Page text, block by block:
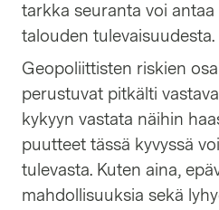
tarkka seuranta voi antaa
talouden tulevaisuudesta.
Geopoliittisten riskien
perustuvat pitkälti
kykyyn vastata näihin
puutteet tässä kyvyssä
tulevasta. Kuten aina,
mahdollisuuksia sekä